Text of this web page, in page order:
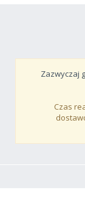
Zazwyczaj
Czas